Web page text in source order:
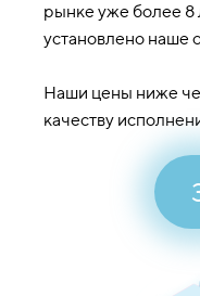
рынке уже более 8
установлено наше
Наши цены ниже
качеству